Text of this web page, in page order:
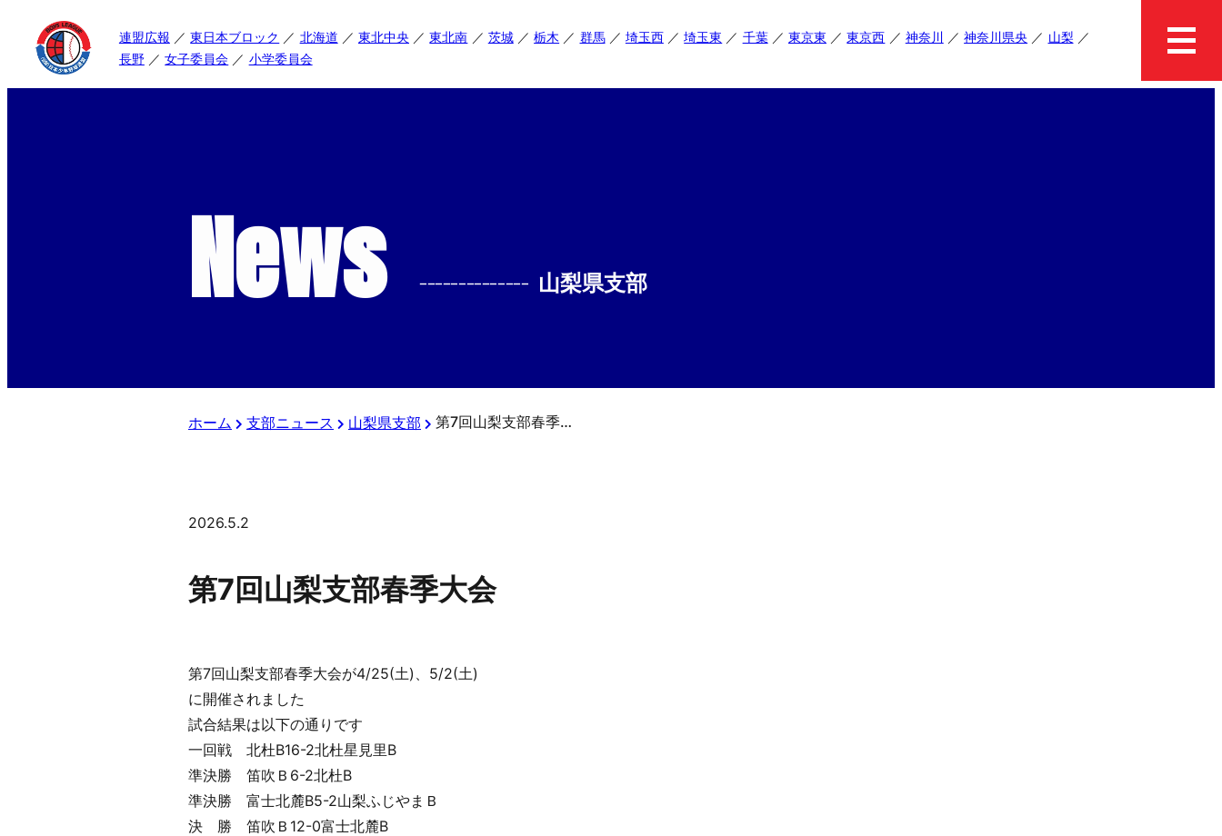
連盟広報 東日本ブロック 北海道 東北中央 東北南 茨城 栃木 群馬 埼玉西 埼玉東 千葉 東京東 東京西 神奈川 神奈川県央
山梨
長野
女子委員会 小学委員会
News -------------- 山梨県支部
ホーム 支部ニュース 山梨県支部 第7回山梨支部春季大会
2026.5.2
第7回山梨支部春季大会
第7回山梨支部春季大会が4/25(土)、5/2(土)
に開催されました
試合結果は以下の通りです
一回戦 北杜B16-2北杜星見里B
準決勝 笛吹Ｂ6-2北杜B
準決勝 富士北麓B5-2山梨ふじやまＢ
決 勝 笛吹Ｂ12-0富士北麓B